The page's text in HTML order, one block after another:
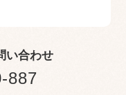
い合わせ
887